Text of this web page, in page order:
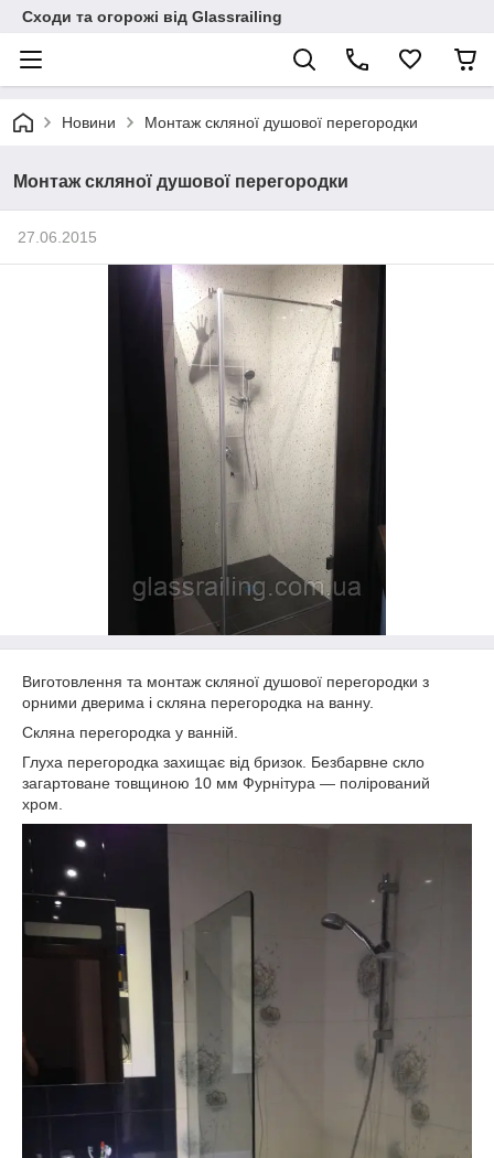
Сходи та огорожі від Glassrailing
Новини Монтаж скляної душової перегородки
Монтаж скляної душової перегородки
27.06.2015
Виготовлення та монтаж скляної душової перегородки з
орними дверима і скляна перегородка на ванну.
Скляна перегородка у ванній.
Глуха перегородка захищає від бризок. Безбарвне скло
загартоване товщиною 10 мм Фурнітура ― полірований
хром.